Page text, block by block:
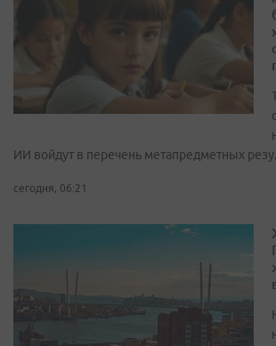
ИИ войдут в перечень метапредметных
сегодня, 06:21